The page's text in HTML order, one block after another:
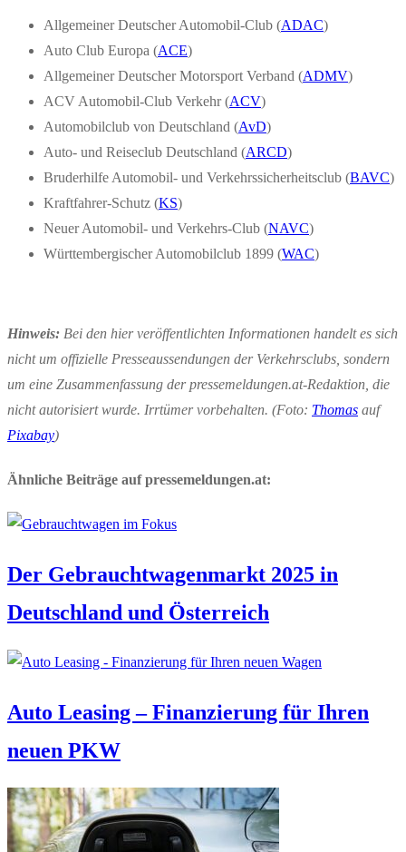
Allgemeiner Deutscher Automobil-Club (ADAC)
Auto Club Europa (ACE)
Allgemeiner Deutscher Motorsport Verband (ADMV)
ACV Automobil-Club Verkehr (ACV)
Automobilclub von Deutschland (AvD)
Auto- und Reiseclub Deutschland (ARCD)
Bruderhilfe Automobil- und Verkehrssicherheitsclub (BAVC)
Kraftfahrer-Schutz (KS)
Neuer Automobil- und Verkehrs-Club (NAVC)
Württembergischer Automobilclub 1899 (WAC)
Hinweis: Bei den hier veröffentlichten Informationen handelt es sich
nicht um offizielle Presseaussendungen der Verkehrsclubs, sondern
um eine Zusammenfassung der pressemeldungen.at-Redaktion, die
nicht autorisiert wurde. Irrtümer vorbehalten. (Foto: Thomas auf
Pixabay)
Ähnliche Beiträge auf pressemeldungen.at:
Der Gebrauchtwagenmarkt 2025 in
Deutschland und Österreich
Auto Leasing – Finanzierung für Ihren
neuen PKW